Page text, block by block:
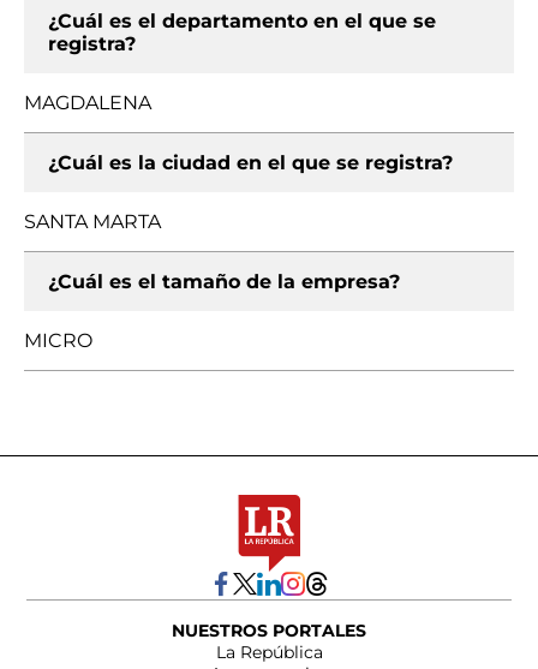
¿Cuál es el departamento en el que se
registra?
MAGDALENA
¿Cuál es la ciudad en el que se registra?
SANTA MARTA
¿Cuál es el tamaño de la empresa?
MICRO
NUESTROS PORTALES
La República